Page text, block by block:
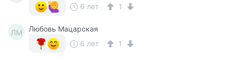
6 лет
1
ЛМ
Любовь Мацарская
6 лет
1